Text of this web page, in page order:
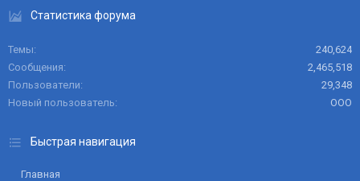
Статистика форума
Темы
240,624
Сообщения
2,465,518
Пользователи
29,348
Новый пользователь
ООО
Быстрая навигация
Главная